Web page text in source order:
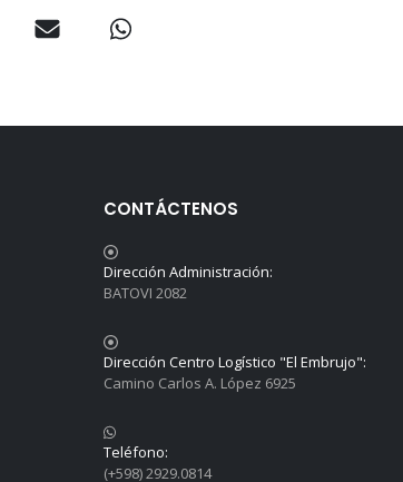
CONTÁCTENOS
Dirección Administración:
BATOVI 2082
Dirección Centro Logístico "El Embrujo":
Camino Carlos A. López 6925
Teléfono:
(+598) 2929.0814